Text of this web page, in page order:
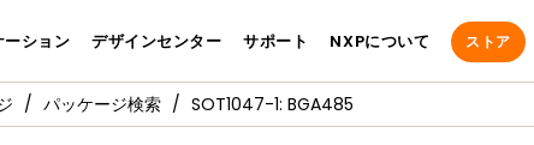
ーション デザインセンター サポート NXPについて ストア
パッケージ検索 SOT1047-1: BGA485